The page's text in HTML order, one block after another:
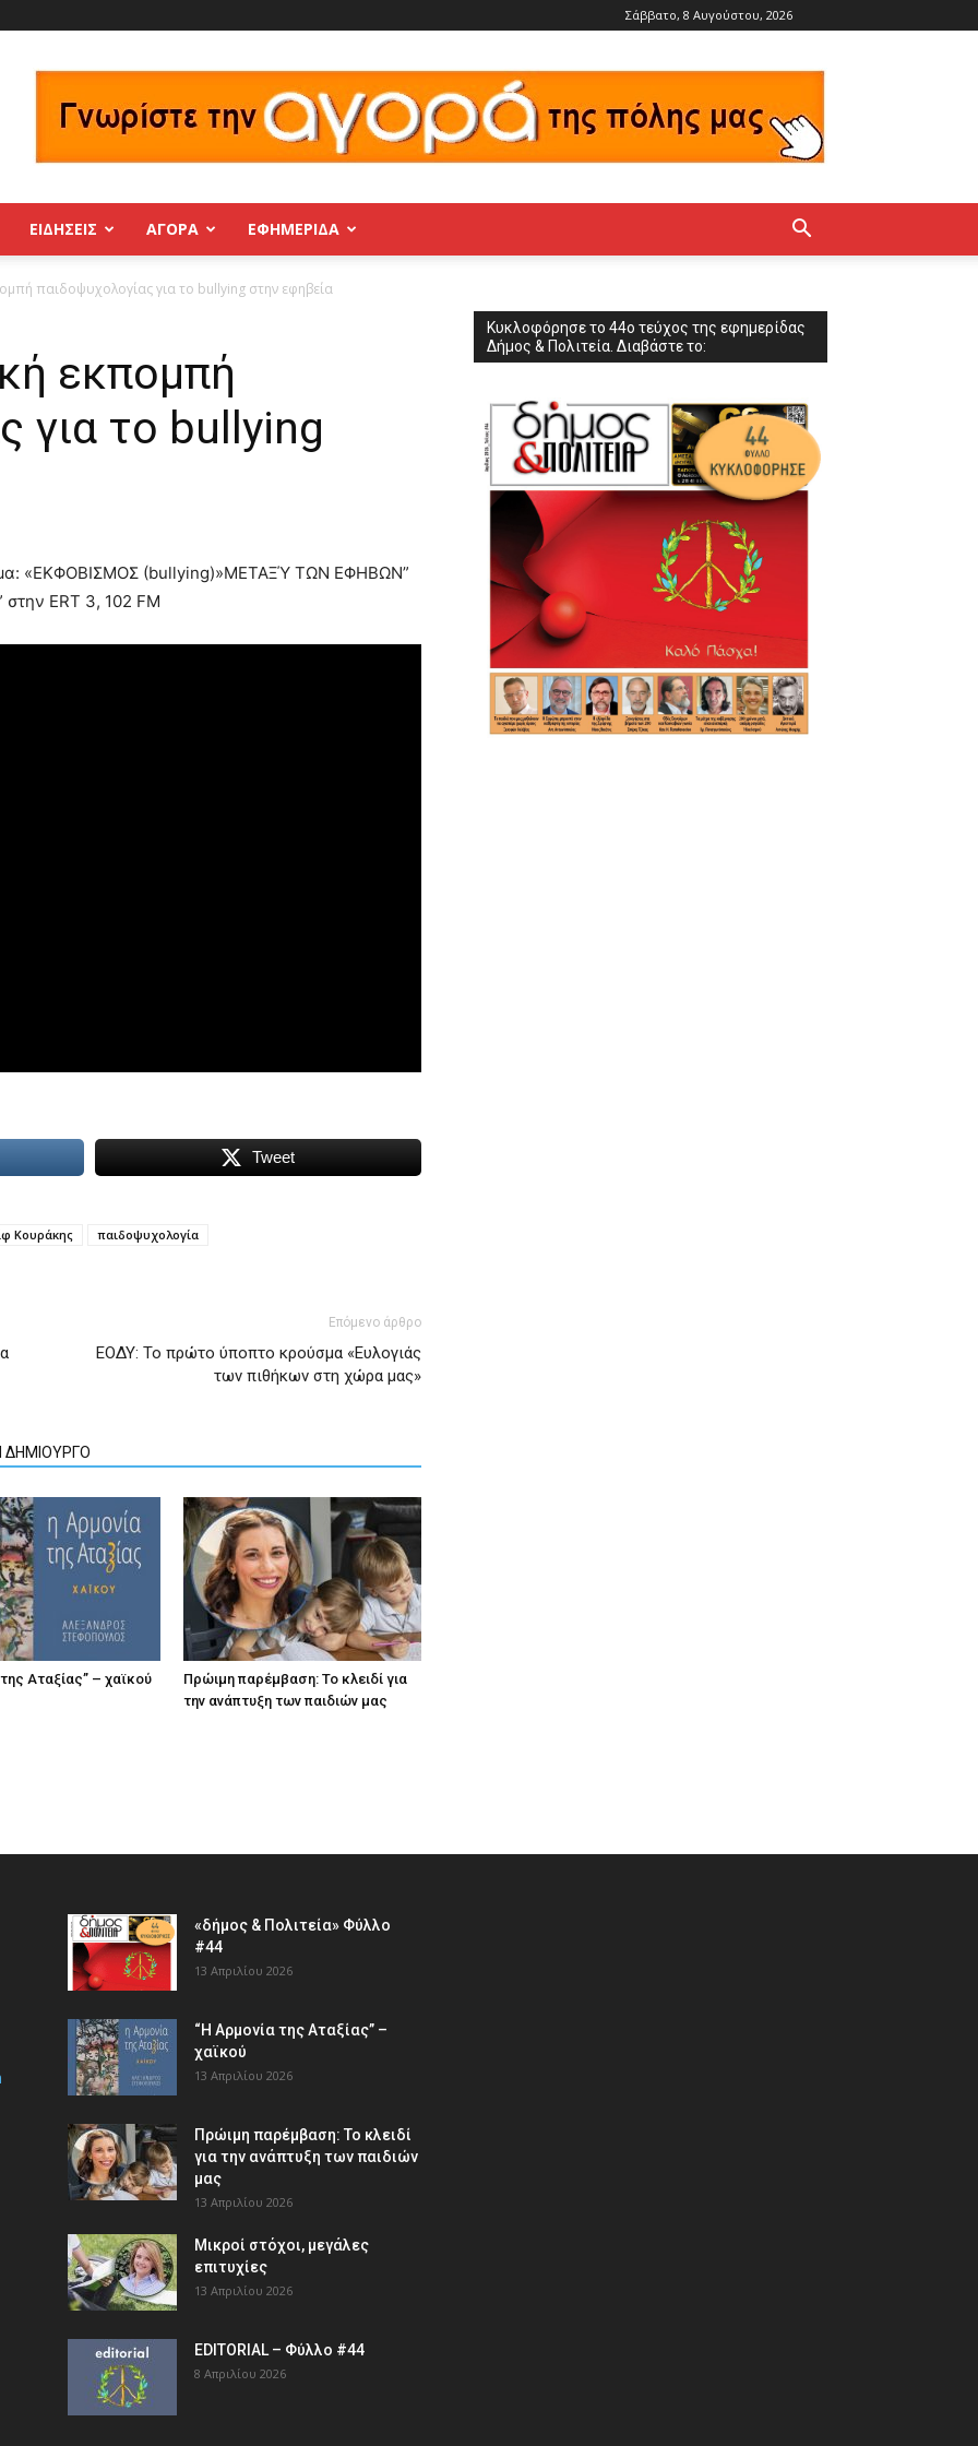
Σάββατο, 8 Αυγούστου, 2026
ΕΙΔΗΣΕΙΣ ΑΓΟΡΑ ΕΦΗΜΕΡΊΔΑ
παιδοψυχολογίας για το bullying στην εφηβεία
εκπομπή
για το bullying
«ΕΚΦΟΒΙΣΜΟΣ (bullying)»ΜΕΤΑΞΎ ΤΩΝ ΕΦΗΒΩΝ”
ERT 3, 102 FM
Tweet
Κουράκης παιδοψυχολογία
Επόμενο άρθρο
ΕΟΔΥ: Το πρώτο ύποπτο κρούσμα «Ευλογιάς
των πιθήκων στη χώρα μας»
ΔΗΜΙΟΥΡΓΟ
Αταξίας” – χαϊκού
Πρώιμη παρέμβαση: Το κλειδί για
την ανάπτυξη των παιδιών µας
Κυκλοφόρησε το 44ο τεύχος της εφημερίδας
Δήμος & Πολιτεία. Διαβάστε το:
«δήμος & Πολιτεία» Φύλλο
#44
13 Απριλίου 2026
“Η Αρμονία της Αταξίας” –
χαϊκού
13 Απριλίου 2026
Πρώιμη παρέμβαση: Το κλειδί
για την ανάπτυξη των παιδιών
µας
13 Απριλίου 2026
Μικροί στόχοι, μεγάλες
επιτυχίες
13 Απριλίου 2026
EDITORIAL – Φύλλο #44
8 Απριλίου 2026